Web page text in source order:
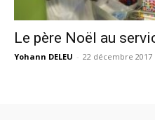
Le père Noël au
Yohann DELEU - 22 décembre 2017